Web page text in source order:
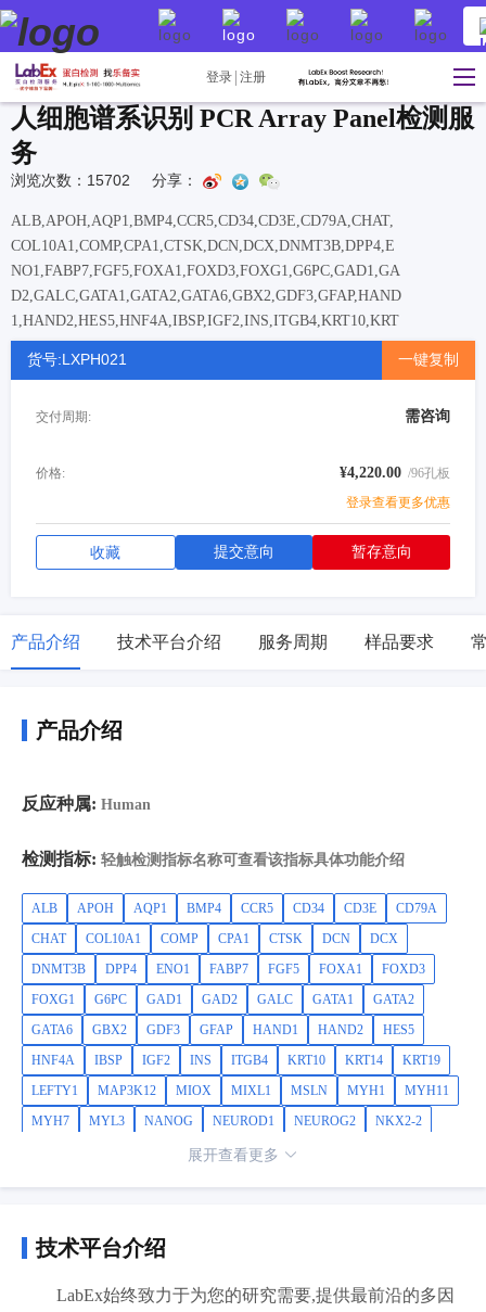
登录 注册
人细胞谱系识别 PCR Array Panel检测服
务
浏览次数：15702 分享：
ALB,APOH,AQP1,BMP4,CCR5,CD34,CD3E,CD79A,CHAT,
COL10A1,COMP,CPA1,CTSK,DCN,DCX,DNMT3B,DPP4,E
NO1,FABP7,FGF5,FOXA1,FOXD3,FOXG1,G6PC,GAD1,GA
D2,GALC,GATA1,GATA2,GATA6,GBX2,GDF3,GFAP,HAND
1,HAND2,HES5,HNF4A,IBSP,IGF2,INS,ITGB4,KRT10,KRT
14,KRT19,LEFTY1,MAP3K12,MIOX,MIXL1,MSLN,MYH1,
MYH11,MYH7,MYL3,NANOG,NEUROD1,NEUROG2,NKX
2,NPPA,OLIG2,OTX2,PDGFRA,PODXL,POU4F2,POU5F1,
17A6,SLC17A7,SLC2A2,SLC32A1,SMTN,SOX17,SOX2,SO
货号:LXPH021 一键复制
交付周期: 需咨询
价格: ¥4,220.00 /96孔板
登录查看更多优惠
收藏 提交意向 暂存意向
产品介绍 技术平台介绍 服务周期 样品要求
产品介绍
反应种属: Human
检测指标: 轻触检测指标名称可查看该指标具体功能介绍
ALB APOH AQP1 BMP4 CCR5 CD34 CD3E
CD79A
CHAT
COL10A1 COMP CPA1 CTSK DCN
DCX
DNMT3B
DPP4 ENO1 FABP7 FGF5 FOXA1
FOXD3
FOXG1
G6PC GAD1 GAD2 GALC GATA1
GATA2
GATA6
GBX2 GDF3 GFAP HAND1 HAND2
HES5
HNF4A
IBSP IGF2 INS ITGB4 KRT10 KRT14
KRT19
LEFTY1
MAP3K12 MIOX MIXL1 MSLN MYH1
MYH11
MYH7
MYL3 NANOG NEUROD1 NEUROG2
NKX2-2
PDGFRA PODXL
SOX2
SOX7 TAT
展开查看更多
技术平台介绍
LabEx始终致力于为您的研究需要,提供最前沿的多因